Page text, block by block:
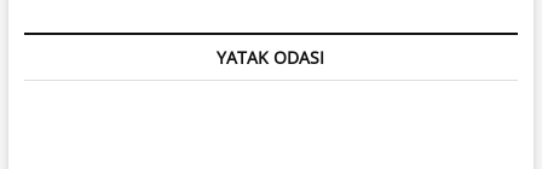
YATAK ODASI